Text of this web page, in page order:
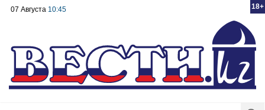
18+
07 Августа 10:45